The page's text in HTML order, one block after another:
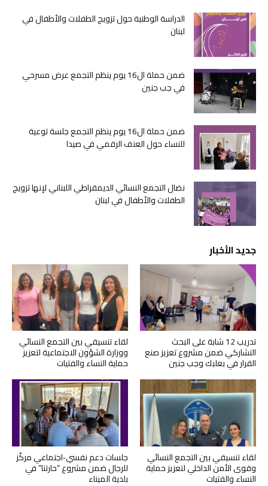
الدراسة الوطنية حول تزويج الطفلات والأطفال في
لبنان
ضمن حملة ال16 يوم ينظم التجمع عرض مسرحي
في جب جنين
ضمن حملة ال16 يوم ينظم التجمع جلسة توعية
للنساء حول العنف الرقمي في صيدا
نضال التجمع النسائي الديمقراطي اللبناني لإنها تزويج
الطفلات والأطفال في لبنان
جديد الأخبار
لقاء تنسيقي بين التجمع النسائي
ووزارة الشؤون الاجتماعية لتعزيز
حماية النساء والفتيات
تدريب 12 شابة على البحث
التشاركي ضمن مشروع تعزيز صنع
القرار في بعلبك وجب جنين
جلسات دعم نفسي‑اجتماعي مركّز
للرجال ضمن مشروع “حارتنا” في
بلدية الميناء
لقاء تنسيقي بين التجمع النسائي
وقوى الأمن الداخلي لتعزيز حماية
النساء والفتيات